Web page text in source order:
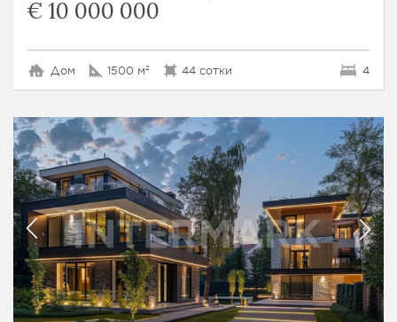
€ 10 000 000
Дом 1500 м² 44 сотки 4